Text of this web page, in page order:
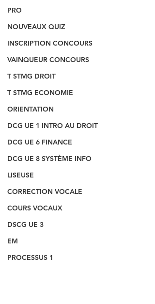
PRO
NOUVEAUX QUIZ
INSCRIPTION CONCOURS
VAINQUEUR CONCOURS
T STMG DROIT
T STMG ECONOMIE
ORIENTATION
DCG UE 1 INTRO AU DROIT
DCG UE 6 FINANCE
DCG UE 8 SYSTÈME INFO
LISEUSE
CORRECTION VOCALE
COURS VOCAUX
DSCG UE 3
EM
PROCESSUS 1